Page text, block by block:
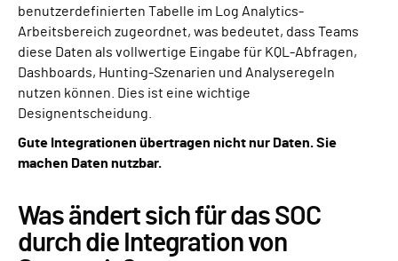
benutzerdefinierten Tabelle im Log Analytics-
Arbeitsbereich zugeordnet, was bedeutet, dass Teams
diese Daten als vollwertige Eingabe für KQL-Abfragen,
Dashboards, Hunting-Szenarien und Analyseregeln
nutzen können. Dies ist eine wichtige
Designentscheidung.
Gute Integrationen übertragen nicht nur Daten. Sie
machen Daten nutzbar.
Was ändert sich für das SOC
durch die Integration von